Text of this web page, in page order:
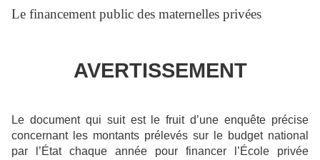
Le financement public des maternelles privées
AVERTISSEMENT
Le document qui suit est le fruit d’une enquête précise
concernant les montants prélevés sur le budget national
par l’État chaque année pour financer l’École privée